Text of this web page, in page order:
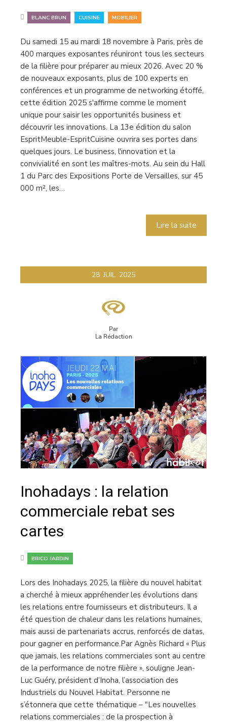
BLANC BRUN CUISINE MOBILIER
Du samedi 15 au mardi 18 novembre à Paris, près de
400 marques exposantes réuniront tous les secteurs
de la filière pour préparer au mieux 2026. Avec 20 %
de nouveaux exposants, plus de 100 experts en
conférences et un programme de networking étoffé,
cette édition 2025 s'affirme comme le moment
unique pour saisir les opportunités business et
découvrir les innovations. La 13e édition du salon
EspritMeuble-EspritCuisine ouvrira ses portes dans
quelques jours. Le business, l'innovation et la
convivialité en sont les maîtres-mots. Au sein du Hall
1 du Parc des Expositions Porte de Versailles, sur 45
000 m², les…
Lire la suite
28 JUIL 2025
Par
La Rédaction
Inohadays : la relation
commerciale rebat ses
cartes
BRICO JARDIN
Lors des Inohadays 2025, la filière du nouvel habitat
a cherché à mieux appréhender les évolutions dans
les relations entre fournisseurs et distributeurs. Il a
été question de chaleur dans les relations humaines,
mais aussi de partenariats accrus, renforcés de datas,
pour gagner en performance.Par Agnès Richard « Plus
que jamais, les relations commerciales sont au centre
de la performance de notre filière », souligne Jean-
Luc Guéry, président d’Inoha, l’association des
Industriels du Nouvel Habitat. Personne ne
s’étonnera que cette thématique – "Les nouvelles
relations commerciales : de la prospection à